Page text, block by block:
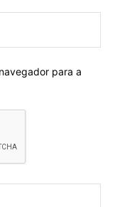
para a